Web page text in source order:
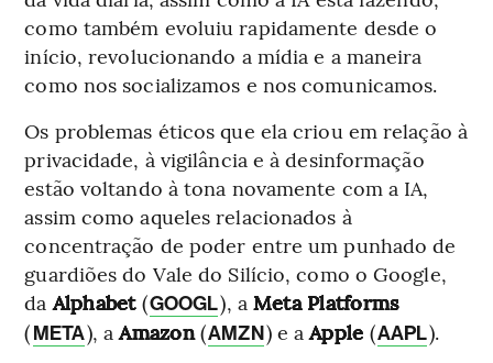
como também evoluiu rapidamente desde o
início, revolucionando a mídia e a maneira
como nos socializamos e nos comunicamos.
Os problemas éticos que ela criou em relação à
privacidade, à vigilância e à desinformação
estão voltando à tona novamente com a IA,
assim como aqueles relacionados à
concentração de poder entre um punhado de
guardiões do Vale do Silício, como o Google,
daAlphabet (GOOGL), a Meta Platforms
(META), aAmazon(AMZN) e aApple (AAPL).